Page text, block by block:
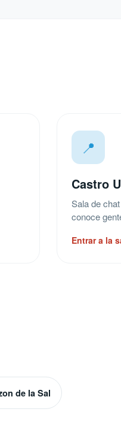
📍
Castro
Sala de
conoce
Entrar a la
de la Sal